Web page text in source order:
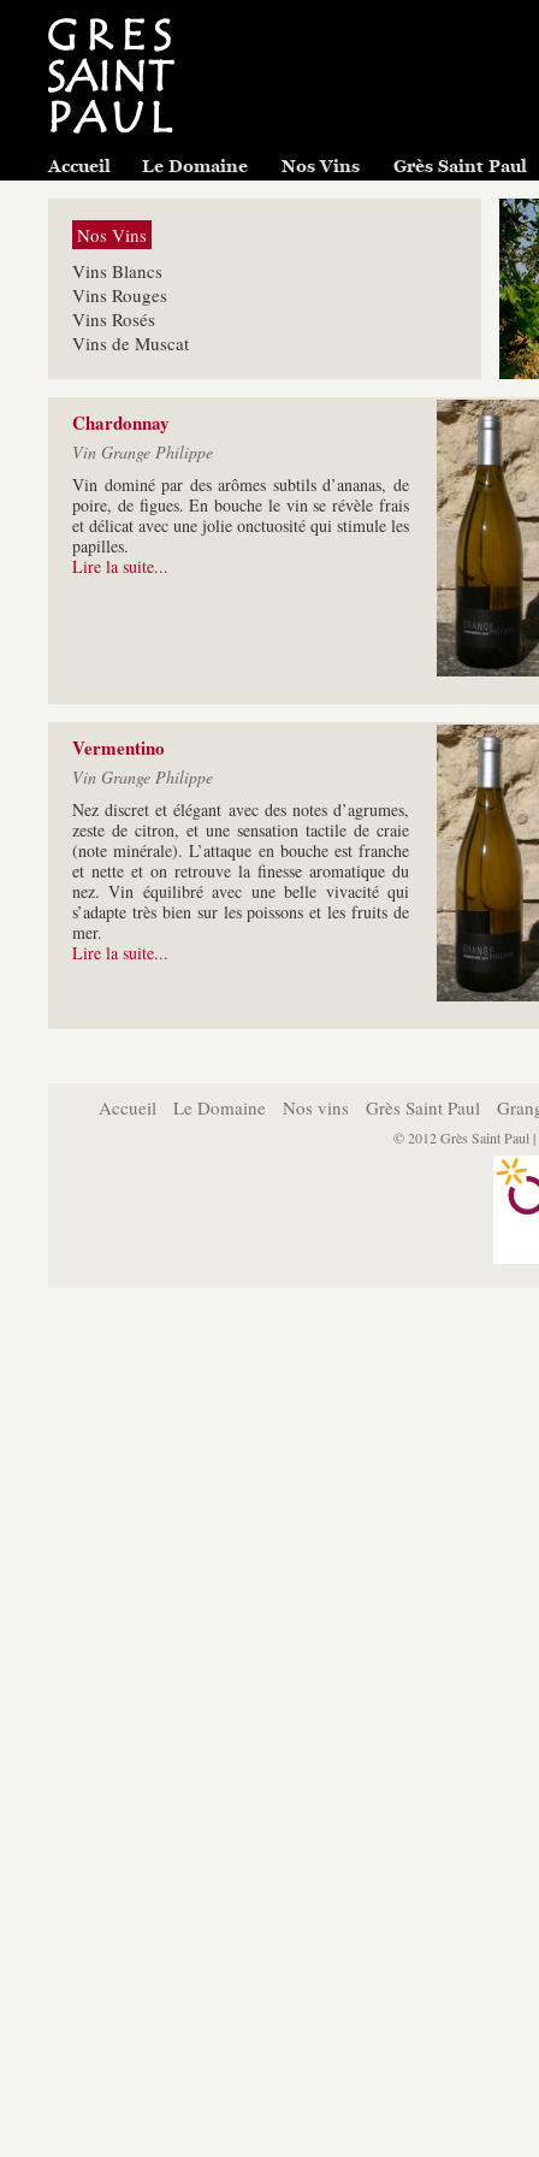
Accueil Le Domaine Nos Vins Grès Saint Paul
Nos Vins
Vins Blancs
Vins Rouges
Vins Rosés
Vins de Muscat
Chardonnay
Vin Grange Philippe
Vin dominé par des arômes subtils d’ananas, de
poire, de figues. En bouche le vin se révèle frais
et délicat avec une jolie onctuosité qui stimule les
papilles.
Lire la suite...
Vermentino
Vin Grange Philippe
Nez discret et élégant avec des notes d’agrumes,
zeste de citron, et une sensation tactile de craie
(note minérale). L’attaque en bouche est franche
et nette et on retrouve la finesse aromatique du
nez. Vin équilibré avec une belle vivacité qui
s’adapte très bien sur les poissons et les fruits de
mer.
Lire la suite...
Accueil Le Domaine Nos vins Grès Saint Paul
© 2012Grès Saint Paul